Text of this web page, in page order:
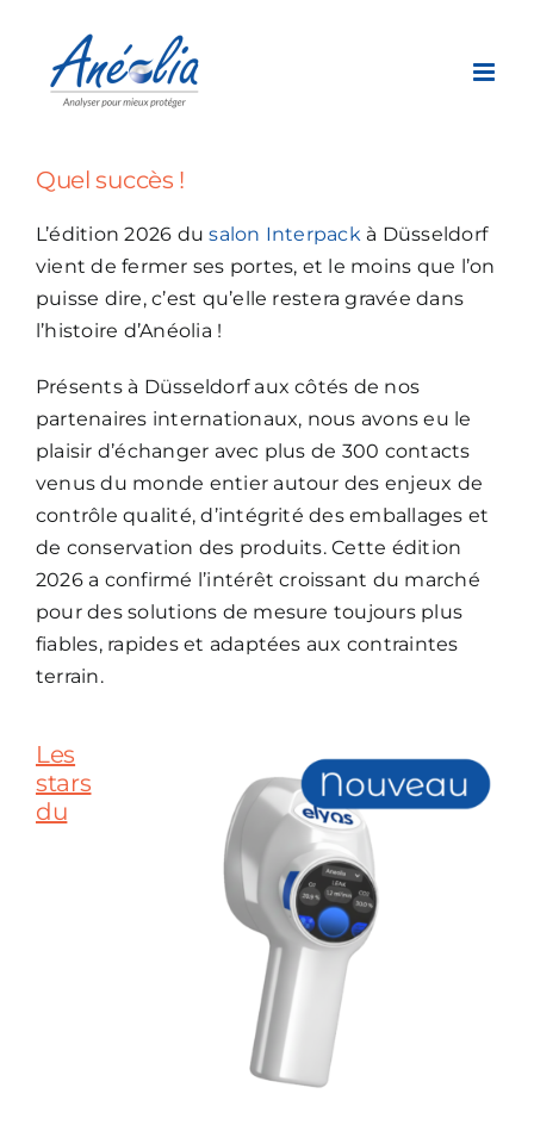
contenu
Quel succès !
L’édition 2026 dusalon Interpackà Düsseldorf
vient de fermer ses portes, et le moins que l’on
puisse dire, c’est qu’elle restera gravée dans
l’histoire d’Anéolia !
Présents à Düsseldorf aux côtés de nos
partenaires internationaux, nous avons eu le
plaisir d’échanger avec plus de 300 contacts
venus du monde entier autour des enjeux de
contrôle qualité, d’intégrité des emballages et
de conservation des produits. Cette édition
2026 a confirmé l’intérêt croissant du marché
pour des solutions de mesure toujours plus
fiables, rapides et adaptées aux contraintes
terrain.
Les
stars
du